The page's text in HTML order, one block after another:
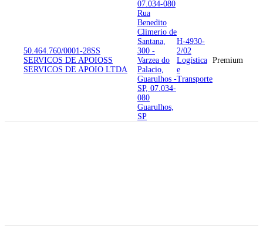
50.464.760/0001-28SS
SERVICOS DE APOIOSS
SERVICOS DE APOIO LTDA
07.034-080
Rua
Benedito
Climerio de
Santana,
300 -
Varzea do
Palacio,
Guarulhos -
SP, 07.034-
080
Guarulhos,
SP
H-4930-
2/02
Logística
e
Transporte
Premium